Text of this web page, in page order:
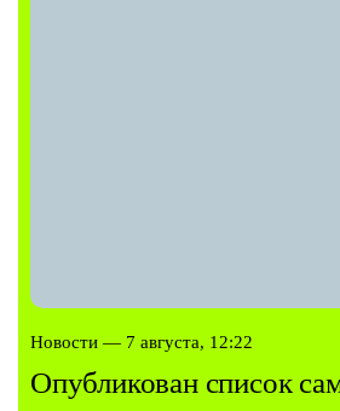
Новости — 7 августа, 12:22
Опубликован список